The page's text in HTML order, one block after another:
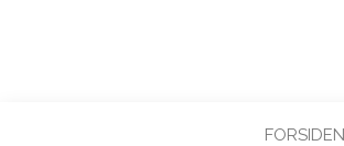
FORSIDEN